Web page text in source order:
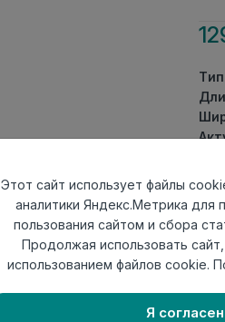
Тип
Этот сайт использует файлы
аналитики Яндекс.Метрика для
пользования сайтом и сбора
Продолжая использовать
использованием файлов cookie.
Я согласен